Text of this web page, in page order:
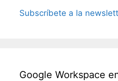
Subscríbete a la
Google Workspace